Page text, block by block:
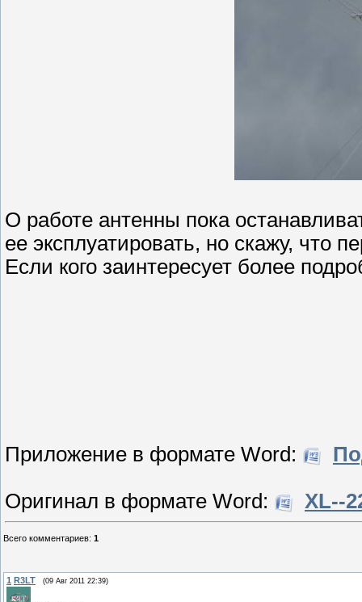
О работе антенны пока
ее эксплуатировать, но скажу, что
Если кого заинтересует более
Приложение в формате Word:
Оригинал в формате Word: XL--
Всего комментариев: 1
1 R3LT (09 Авг 2011 22:39)